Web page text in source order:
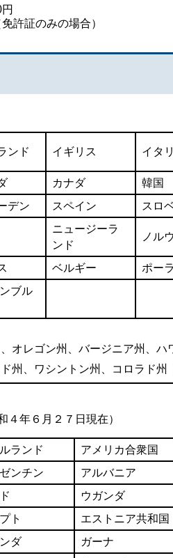
許証のみの場合）
ンド イギリス イタ
カナダ 韓国
デン スペイン スロ
ニュージーラ
ンド
ノル
ベルギー ポー
ブル
ン州、バージニア州、ハワ
シントン州、コロラド州（
４年６月２７日現在）
ランド アメリカ合衆国
ンチン アルバニア
ウガンダ
ト エストニア共和国
ダ ガーナ